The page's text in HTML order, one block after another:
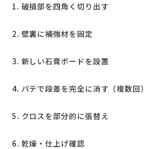
破損部を四角く切り出す
壁裏に補強材を固定
新しい石膏ボードを設置
パテで段差を完全に消す（複数回）
クロスを部分的に張替え
乾燥・仕上げ確認